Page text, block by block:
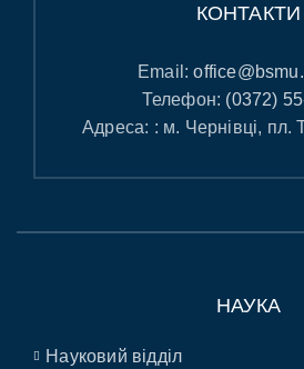
КОНТАКТИ
Email:
Телефон: (0372)
Адреса: : м. Чернівці, пл.
НАУКА
Науковий відділ